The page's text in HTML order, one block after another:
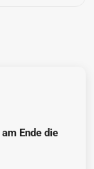
Ende die